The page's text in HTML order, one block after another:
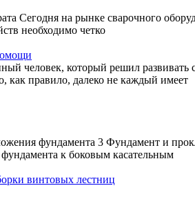
Сегодня на рынке сварочного
необходимо четко
человек, который решил развивать
как правило, далеко не каждый имеет
фундамента 3 Фундамент и
к боковым касательным
винтовых лестниц